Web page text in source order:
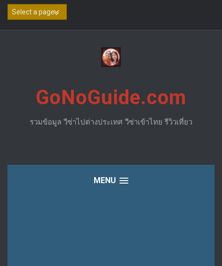
Skip
GoNoGuide.com
รวมข้อมูล วีซ่าไปต่างประเทศ วีซ่าเข้าไทย รีวิวเที่ยว
MENU